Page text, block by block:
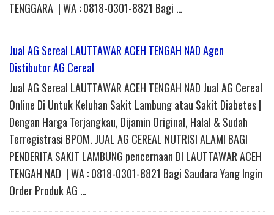
TENGGARA | WA : 0818-0301-8821 Bagi …
Jual AG Sereal LAUTTAWAR ACEH TENGAH NAD Agen
Distibutor AG Cereal
Jual AG Sereal LAUTTAWAR ACEH TENGAH NAD Jual AG Cereal
Online Di Untuk Keluhan Sakit Lambung atau Sakit Diabetes |
Dengan Harga Terjangkau, Dijamin Original, Halal & Sudah
Terregistrasi BPOM. JUAL AG CEREAL NUTRISI ALAMI BAGI
PENDERITA SAKIT LAMBUNG pencernaan DI LAUTTAWAR ACEH
TENGAH NAD | WA : 0818-0301-8821 Bagi Saudara Yang Ingin
Order Produk AG …